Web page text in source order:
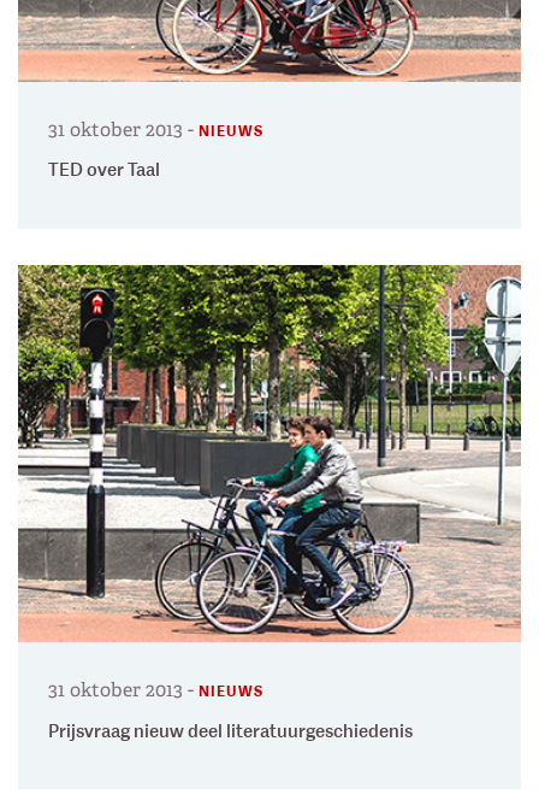
31 oktober 2013 - NIEUWS
TED over Taal
31 oktober 2013 - NIEUWS
Prijsvraag nieuw deel literatuurgeschiedenis